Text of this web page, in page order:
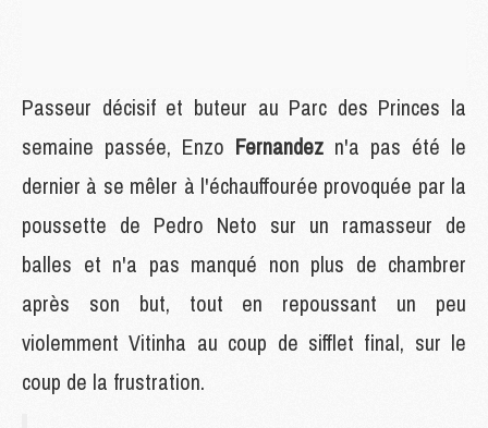
Passeur décisif et buteur au Parc des Princes la
semaine passée, Enzo Fernandez n'a pas été le
dernier à se mêler à l'échauffourée provoquée par la
poussette de Pedro Neto sur un ramasseur de
balles et n'a pas manqué non plus de chambrer
après son but, tout en repoussant un peu
violemment Vitinha au coup de sifflet final, sur le
coup de la frustration.